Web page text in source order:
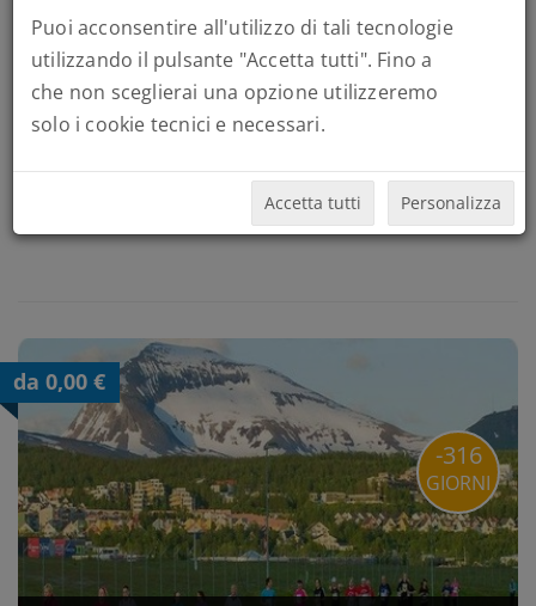
MARATONE :MIDNIGHTSUN MARATHON
Quando vuoi partire:
da 0,00 €
-316
GIORNI
Puoi acconsentire all'utilizzo di tali tecnologie
utilizzando il pulsante "Accetta tutti". Fino a
che non sceglierai una opzione utilizzeremo
solo i cookie tecnici e necessari.
Accetta tutti Personalizza